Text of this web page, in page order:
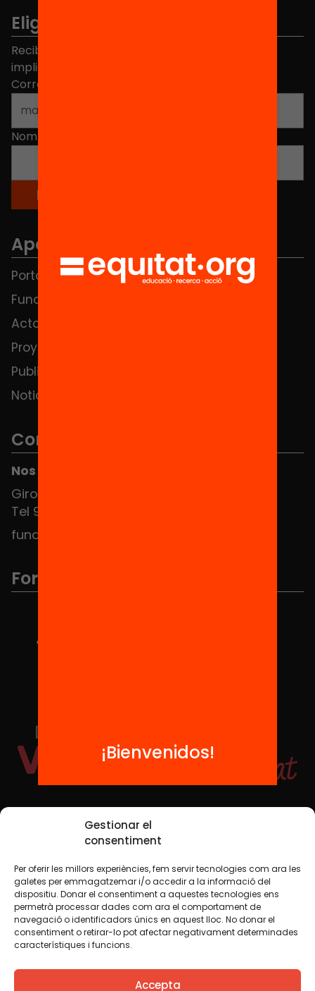
Gestionar el
consentiment
Per oferir les millors experiències, fem servir tecnologies com ara les
galetes per emmagatzemar i/o accedir a la informació del
dispositiu. Donar el consentiment a aquestes tecnologies ens
permetrà processar dades com ara el comportament de
navegació o identificadors únics en aquest lloc. No donar el
consentiment o retirar-lo pot afectar negativament determinades
característiques i funcions.
Accepta
Elige equidad
Recibe contenidos, iniciativas y proyectos para
implicarte.
Correo electrónico
Nombre
Apartados
Portada
Fundación
Actos
Proyectos
Publicaciones y vídeos
Noticias
FAQS
Contacto
Nos puedes encontrar en el HUB Social
Girona 34, interior 08010 Barcelona
Tel 934 588 700
fundacio@equitat.org
Formamos parte de...
Redes sociales
TWT YTB IG FB IN
Aviso legalPolítica de cookies
Creemos que el conocimiento debe compartirse. Por eso
utilizamos una licencia Creative Commons, salvo que en
¡Bienvenidos!